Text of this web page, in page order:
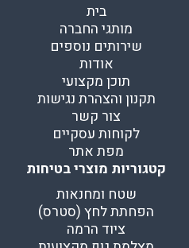
בית
מותגי החברה
שירותים נוספים
אודות
תוכן מקצועי
תקנון והצהרת נגישות
צור קשר
לקוחות עסקיים
מפת אתר
קטגוריות מוצרי בטיחות
שטח ומחנאות
הפחתת לחץ (סטרס)
ציוד הרמה